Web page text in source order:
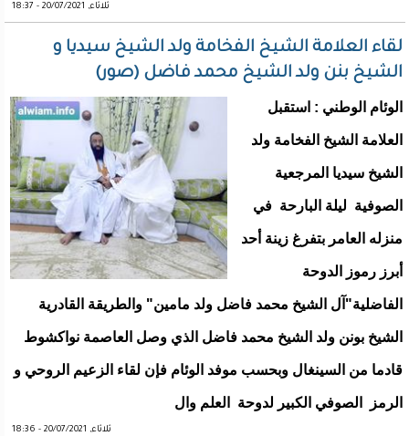
ثلاثاء, 20/07/2021 - 18:37
لقاء العلامة الشيخ الفخامة ولد الشيخ سيديا و
الشيخ بنن ولد الشيخ محمد فاضل (صور)
الوئام الوطني : استقبل
العلامة الشيخ الفخامة ولد
الشيخ سيديا المرجعية
الصوفية ليلة البارحة في
منزله العامر بتفرغ زينة أحد
أبرز رموز الدوحة
الفاضلية"آل الشيخ محمد فاضل ولد مامين" والطريقة القادرية
الشيخ بونن ولد الشيخ محمد فاضل الذي وصل العاصمة نواكشوط
قادما من السينغال وبحسب موفد الوئام فإن لقاء الزعيم الروحي و
الرمز الصوفي الكبير لدوحة العلم وال
ثلاثاء, 20/07/2021 - 18:36